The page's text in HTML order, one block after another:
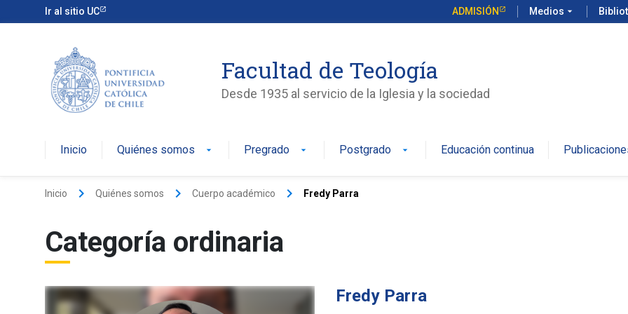
Ir al sitio UC ADMISIÓN Medios arrow_drop_down
Facultad de Teología
Desde 1935 al servicio de la Iglesia y la sociedad
Inicio Quiénes somos arrow_drop_down Pregrado arrow_drop_down Postgrado arrow_drop_down Educación continua
Inicio keyboard_arrow_right Quiénes somos keyboard_arrow_right Cuerpo académico keyboard_arrow_right Fredy Parra
Categoría ordinaria
Fredy Parra